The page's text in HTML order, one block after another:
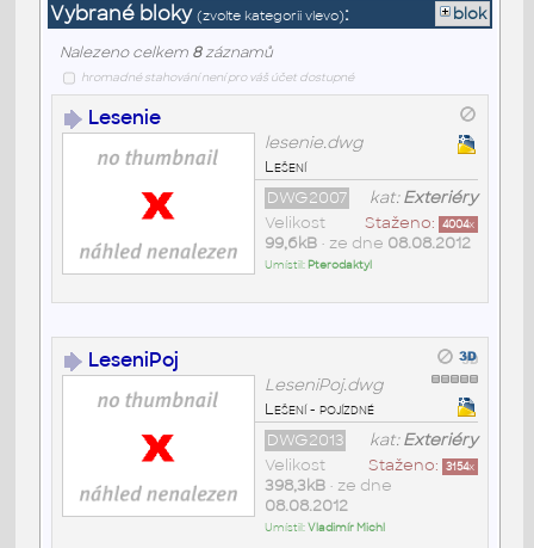
Vybrané bloky (zvolte kategorii vlevo): blok
Nalezeno celkem 8záznamů
hromadné stahování není pro váš účet dostupné
Lesenie
lesenie.dwg
Lešení
kat:Exteriéry
DWG2007
Staženo: 4004x
Velikost
99,6kB• ze dne 08.08.2012
Umístil: Pterodaktyl
LeseniPoj
LeseniPoj.dwg
Lešení - pojízdné
kat:Exteriéry
DWG2013
Staženo: 3154x
Velikost
398,3kB• ze dne
08.08.2012
Umístil:Vladimír Michl